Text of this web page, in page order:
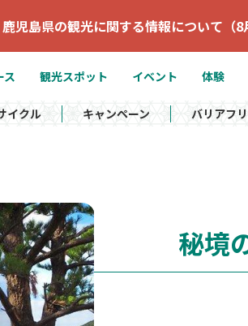
児島県の観光に関する情報について（8
ス 観光スポット イベント 体験
イクル キャンペーン バリアフ
秘境